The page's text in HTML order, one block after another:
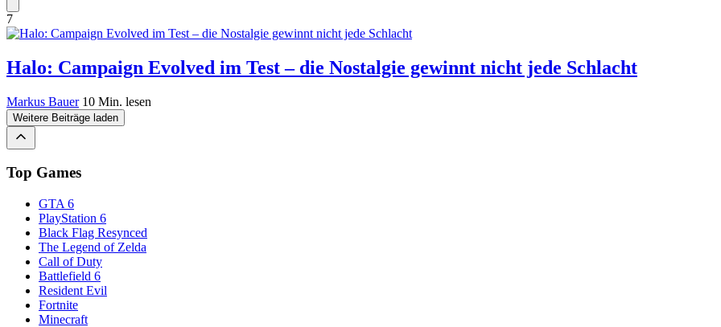
7
Halo: Campaign Evolved im Test – die Nostalgie gewinnt nicht jede Schlacht
Markus Bauer 10 Min. lesen
Weitere Beiträge laden
Top Games
GTA 6
PlayStation 6
Black Flag Resynced
The Legend of Zelda
Call of Duty
Battlefield 6
Resident Evil
Fortnite
Minecraft